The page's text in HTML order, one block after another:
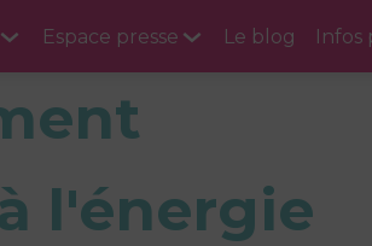
Espace presse Le blog Infos
l'énergie